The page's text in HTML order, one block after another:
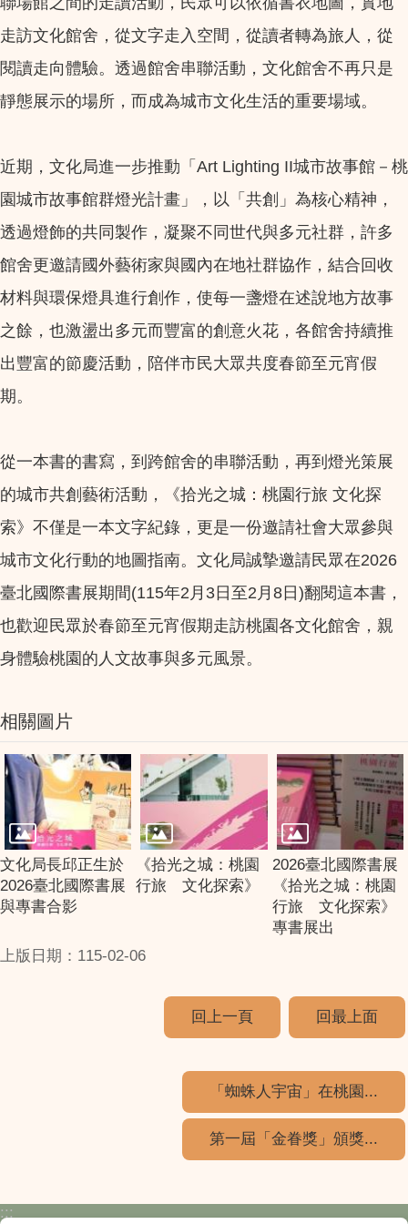
走訪文化館舍，從文字走入空間，從讀者轉為旅人，從
閱讀走向體驗。透過館舍串聯活動，文化館舍不再只是
靜態展示的場所，而成為城市文化生活的重要場域。
近期，文化局進一步推動「Art Lighting II城市故事館－桃
園城市故事館群燈光計畫」，以「共創」為核心精神，
透過燈飾的共同製作，凝聚不同世代與多元社群，許多
館舍更邀請國外藝術家與國內在地社群協作，結合回收
材料與環保燈具進行創作，使每一盞燈在述說地方故事
之餘，也激盪出多元而豐富的創意火花，各館舍持續推
出豐富的節慶活動，陪伴市民大眾共度春節至元宵假
期。
從一本書的書寫，到跨館舍的串聯活動，再到燈光策展
的城市共創藝術活動，《拾光之城：桃園行旅 文化探
索》不僅是一本文字紀錄，更是一份邀請社會大眾參與
城市文化行動的地圖指南。文化局誠摯邀請民眾在2026
臺北國際書展期間(115年2月3日至2月8日)翻閱這本書，
也歡迎民眾於春節至元宵假期走訪桃園各文化館舍，親
身體驗桃園的人文故事與多元風景。
相關圖片
文化局長邱正生於
2026臺北國際書展
與專書合影
《拾光之城：桃園
行旅 文化探索》
2026臺北國際書展
《拾光之城：桃園
行旅 文化探索》
專書展出
上版日期：115-02-06
回上一頁 回最上面
「蜘蛛人宇宙」在桃園...
第一屆「金眷獎」頒獎...
:::